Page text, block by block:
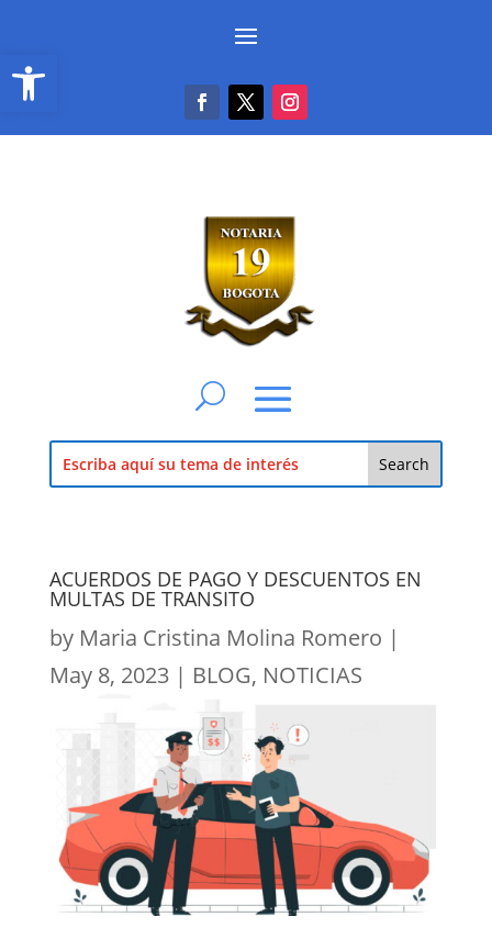
Abrir barra de herramientas
ACUERDOS DE PAGO Y DESCUENTOS EN
MULTAS DE TRANSITO
by Maria Cristina Molina Romero |
May 8, 2023| BLOG, NOTICIAS